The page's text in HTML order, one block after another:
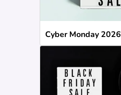
Cyber Monday 2026